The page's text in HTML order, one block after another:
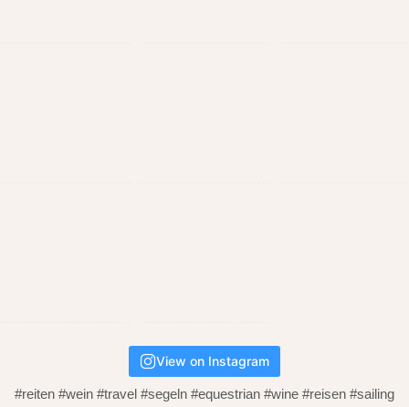
View on Instagram
#reiten #wein #travel #segeln #equestrian #wine #reisen #sailing